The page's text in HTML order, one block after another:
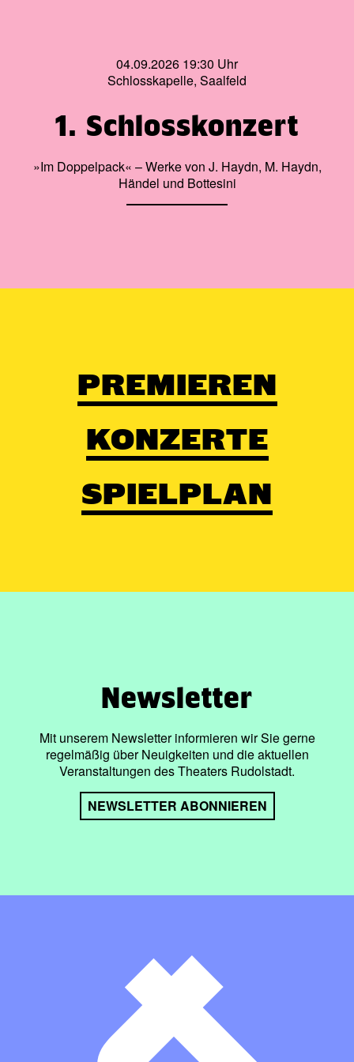
04.09.2026 19:30 Uhr
Schlosskapelle, Saalfeld
1. Schlosskonzert
»Im Doppelpack« – Werke von J. Haydn, M. Haydn,
Händel und Bottesini
PREMIEREN
KONZERTE
SPIELPLAN
Newsletter
Mit unserem Newsletter informieren wir Sie gerne
regelmäßig über Neuigkeiten und die aktuellen
Veranstaltungen des Theaters Rudolstadt.
NEWSLETTER ABONNIEREN